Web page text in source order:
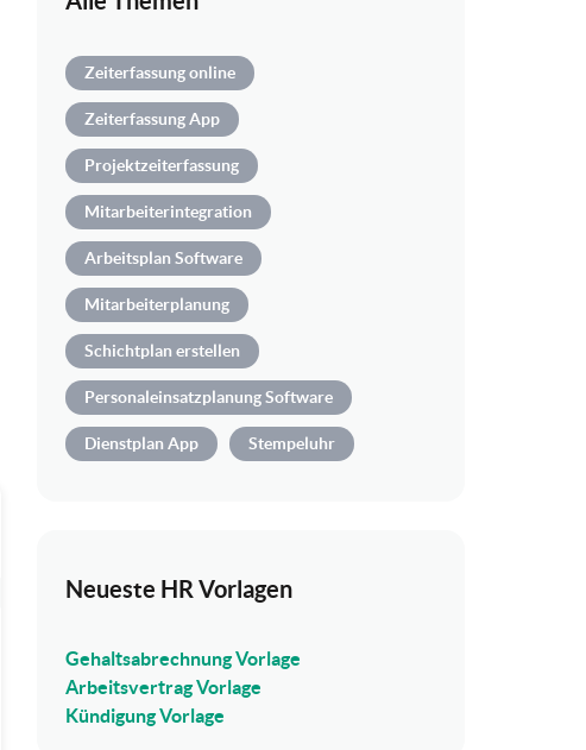
Zeiterfassung online
Zeiterfassung App
Projektzeiterfassung
Mitarbeiterintegration
Arbeitsplan Software
Mitarbeiterplanung
Schichtplan erstellen
Personaleinsatzplanung Software
Dienstplan App Stempeluhr
Neueste HR Vorlagen
Gehaltsabrechnung Vorlage
Arbeitsvertrag Vorlage
Kündigung Vorlage